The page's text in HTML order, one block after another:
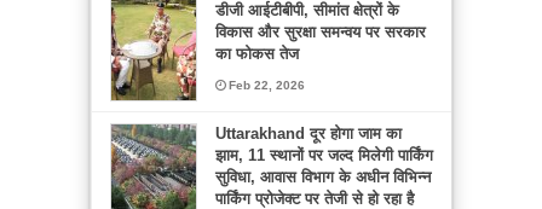
डीजी आईटीबीपी, सीमांत क्षेत्रों के
विकास और सुरक्षा समन्वय पर सरकार
का फोकस तेज
Feb 22, 2026
Uttarakhand दूर होगा जाम का
झाम, 11 स्थानों पर जल्द मिलेगी पार्किंग
सुविधा, आवास विभाग के अधीन विभिन्न
पार्किंग प्रोजेक्ट पर तेजी से हो रहा है